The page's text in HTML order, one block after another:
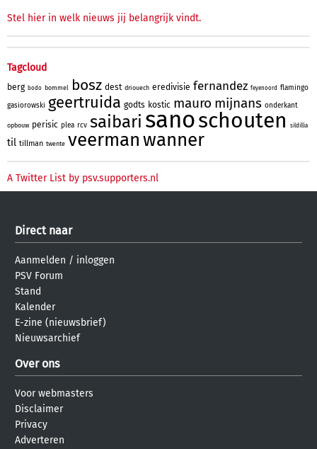
Stel hier in welk nieuws jij belangrijk vindt.
Tagcloud
berg bodo bommel bosz dest driouech eredivisie fernandez feyenoord flamingo
gasiorowski geertruida godts kostic mauro mijnans onderkant
opbouw perisic plea rcv saibari sanoschouten sildillia
til tillman twente veermanwanner
A Twitter List by psv.supporters.nl
Direct naar
Aanmelden / inloggen
PSV Forum
Stand
Kalender
E-zine (nieuwsbrief)
Nieuwsarchief
Over ons
Voor webmasters
Disclaimer
Privacy
Adverteren